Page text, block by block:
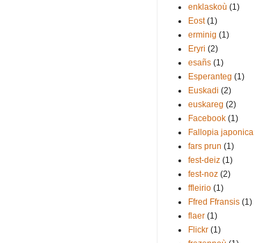
enklaskoù (1)
Eost (1)
erminig (1)
Eryri (2)
esañs (1)
Esperanteg (1)
Euskadi (2)
euskareg (2)
Facebook (1)
Fallopia japonica
fars prun (1)
fest-deiz (1)
fest-noz (2)
ffleirio (1)
Ffred Ffransis (1)
flaer (1)
Flickr (1)